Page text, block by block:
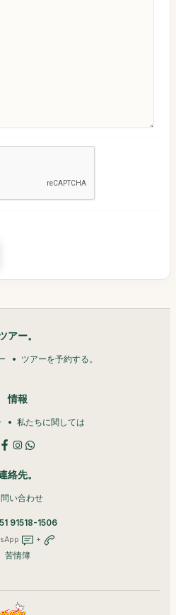
アー。
ツアーを予約する。
情報
私たちに関しては
絡先。
い合わせ
91518-1506
+
苦情簿